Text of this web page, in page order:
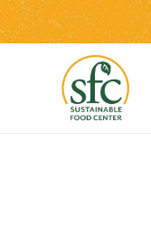
Saltar
contenido